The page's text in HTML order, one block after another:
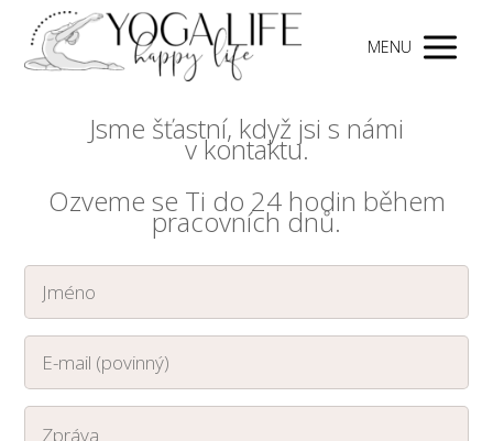
MENU
Jsme šťastní, když jsi s námi
v kontaktu.
Ozveme se Ti do 24 hodin během
pracovních dnů.